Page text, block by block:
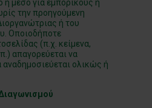
ή μέσο για εμπορικούς ή
την προηγούμενη
ή του
Οποιοδήποτε
(π.χ. κείμενα,
απαγορεύεται να
αναδημοσιεύεται ολικώς ή